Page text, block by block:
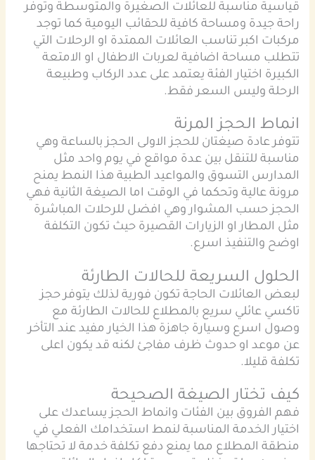
قياسية مناسبة للعائلات الصغيرة والمتوسطة وتوفر
راحة جيدة ومساحة كافية للحقائب اليومية كما توجد
مركبات اكبر تناسب العائلات الممتدة او الرحلات التي
تتطلب مساحة اضافية لعربات الاطفال او الامتعة
الكبيرة اختيار الفئة يعتمد على عدد الركاب وطبيعة
الرحلة وليس السعر فقط.
انماط الحجز المرنة
تتوفر عادة صيغتان للحجز الاولى الحجز بالساعة وهي
مناسبة للتنقل بين عدة مواقع في يوم واحد مثل
المدارس التسوق والمواعيد الطبية هذا النمط يمنح
مرونة عالية وتحكما في الوقت اما الصيغة الثانية فهي
الحجز حسب المشوار وهي افضل للرحلات المباشرة
مثل المطار او الزيارات القصيرة حيث تكون التكلفة
اوضح والتنفيذ اسرع.
الحلول السريعة للحالات الطارئة
لبعض العائلات الحاجة تكون فورية لذلك يتوفر حجز
تاكسي عائلي سريع بالمطلاع للحالات الطارئة مع
وصول اسرع وسيارة جاهزة هذا الخيار مفيد عند التأخر
عن موعد او حدوث ظرف مفاجئ لكنه قد يكون اعلى
تكلفة قليلا.
كيف تختار الصيغة الصحيحة
فهم الفروق بين الفئات وانماط الحجز يساعدك على
اختيار الخدمة المناسبة لنمط استخدامك الفعلي في
منطقة المطلاع مما يمنع دفع تكلفة خدمة لا تحتاجها